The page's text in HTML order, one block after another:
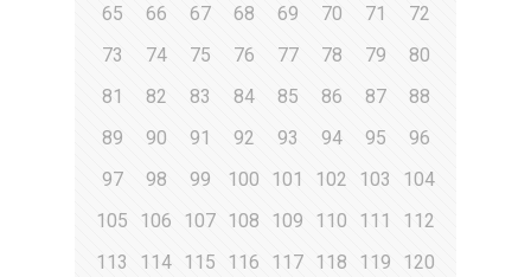
65
66 67 68 69 70 71
72
73
74 75 76 77 78 79
80
81
82 83 84 85 86 87
88
89
90 91 92 93 94 95
96
97
98 99 100 101 102 103
104
105
106 107 108 109 110 111
112
113
114 115 116 117 118 119
120